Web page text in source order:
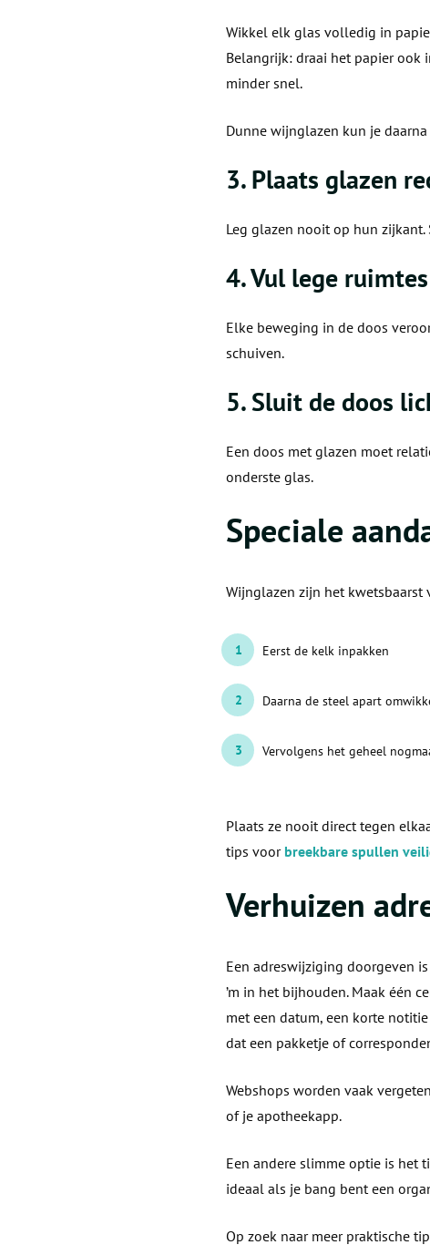
Wikkel elk glas volledig in
Belangrijk: draai het papier ook
minder snel.
Dunne wijnglazen kun je
3. Plaats glazen
Leg glazen nooit op hun
4. Vul lege
Elke beweging in de doos
schuiven.
5. Sluit de doos
Een doos met glazen moet
onderste glas.
Speciale
Wijnglazen zijn het kwetsbaarst
Eerst de kelk inpakken
Daarna de steel apart
Vervolgens het geheel
Plaats ze nooit direct tegen
tips voor breekbare spullen
Verhuizen
Een adreswijziging doorgeven
’m in het bijhouden. Maak één
met een datum, een korte
dat een pakketje of
Webshops worden vaak
of je apotheekapp.
Een andere slimme optie is het
ideaal als je bang bent een
Op zoek naar meer praktische